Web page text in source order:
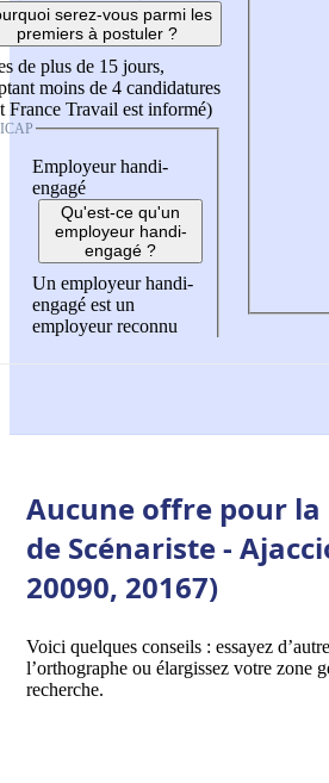
serez-vous parmi les
premiers à postuler ?
de plus de 15 jours,
moins de 4 candidatures
France Travail est informé)
Employeur handi-
engagé
Qu'est-ce qu'un
employeur handi-
engagé ?
Un employeur handi-
engagé est un
employeur reconnu
Aucune offre pour la
de Scénariste -
20090, 20167)
Voici quelques conseils : essayez
l’orthographe ou élargissez votre zone
recherche.